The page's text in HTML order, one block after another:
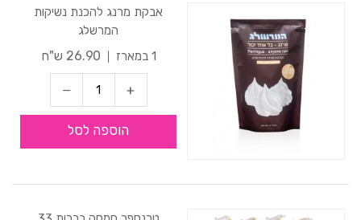
אבקת מרנג להכנת נשיקות
המרשלג
1 במארז
26.90 ש"ח
הוספה לסל